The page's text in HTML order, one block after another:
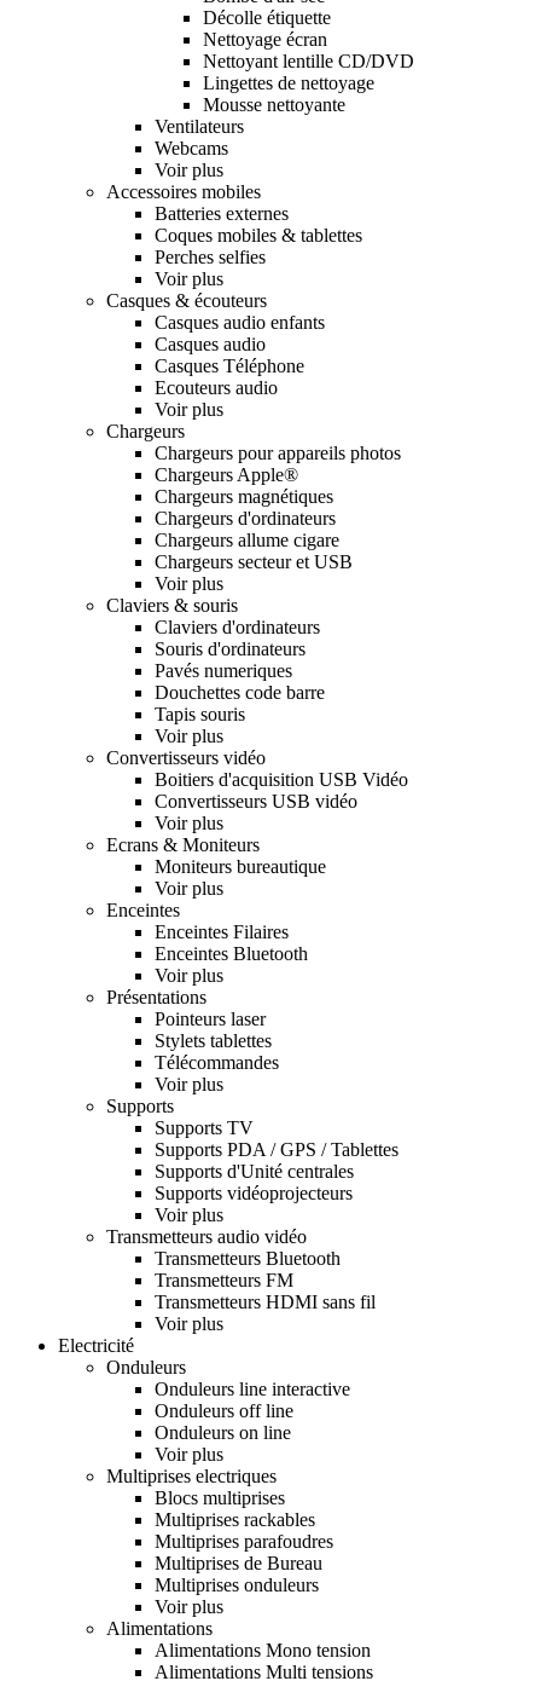
Décolle étiquette
Nettoyage écran
Nettoyant lentille CD/DVD
Lingettes de nettoyage
Mousse nettoyante
Ventilateurs
Webcams
Voir plus
Accessoires mobiles
Batteries externes
Coques mobiles & tablettes
Perches selfies
Voir plus
Casques & écouteurs
Casques audio enfants
Casques audio
Casques Téléphone
Ecouteurs audio
Voir plus
Chargeurs
Chargeurs pour appareils photos
Chargeurs Apple®
Chargeurs magnétiques
Chargeurs d'ordinateurs
Chargeurs allume cigare
Chargeurs secteur et USB
Voir plus
Claviers & souris
Claviers d'ordinateurs
Souris d'ordinateurs
Pavés numeriques
Douchettes code barre
Tapis souris
Voir plus
Convertisseurs vidéo
Boitiers d'acquisition USB Vidéo
Convertisseurs USB vidéo
Voir plus
Ecrans & Moniteurs
Moniteurs bureautique
Voir plus
Enceintes
Enceintes Filaires
Enceintes Bluetooth
Voir plus
Présentations
Pointeurs laser
Stylets tablettes
Télécommandes
Voir plus
Supports
Supports TV
Supports PDA / GPS / Tablettes
Supports d'Unité centrales
Supports vidéoprojecteurs
Voir plus
Transmetteurs audio vidéo
Transmetteurs Bluetooth
Transmetteurs FM
Transmetteurs HDMI sans fil
Voir plus
Electricité
Onduleurs
Onduleurs line interactive
Onduleurs off line
Onduleurs on line
Voir plus
Multiprises electriques
Blocs multiprises
Multiprises rackables
Multiprises parafoudres
Multiprises de Bureau
Multiprises onduleurs
Voir plus
Alimentations
Alimentations Mono tension
Alimentations Multi tensions